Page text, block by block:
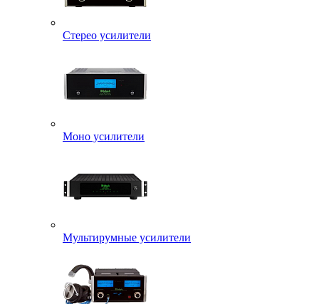
Стерео усилители
Моно усилители
Мультирумные усилители